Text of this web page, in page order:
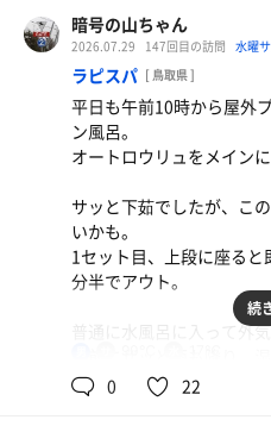
利用者が多いとさらにぬる
水風呂出てからも追い水シ
身体が冷やせないので休
脱衣所からの2重扉の間
は涼しいが、
冷房の効いた脱衣所のほ
休憩。
体幹温度を下げれない不
化。
汗さえかければ良しとし
長く水風呂に入ったが、
で。
一昨日は草野球だったか
そういう状況だと、ミス
そこからはドライサウナ
海風呂サ室は相変わらず
疲れが取れて覚醒してい
館内着に着替えて喫煙所
自販機で飲み物を買おう
喉カラカラでたどり着い
暗号の山ちゃん
2026.07.29 147回目の訪問 水曜
ラピスパ [ 鳥取県 ]
平日も午前10時から屋外
ン風呂。
オートロウリュをメイン
サッと下茹でしたが、こ
いかも。
1セット目、上段に座る
分半でアウト。
普通に水風呂に入って外
ワイン樽外壁の湿度計は
続
0 22